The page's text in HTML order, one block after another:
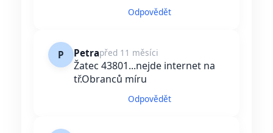
Odpovědět
P Petrapřed 11 měsíci
Žatec 43801...nejde internet na
tř.Obranců míru
Odpovědět